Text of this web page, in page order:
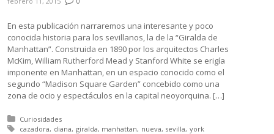
En esta publicación narraremos una interesante y poco
conocida historia para los sevillanos, la de la “Giralda de
Manhattan”. Construida en 1890 por los arquitectos Charles
McKim, William Rutherford Mead y Stanford White se erigía
imponente en Manhattan, en un espacio conocido como el
segundo “Madison Square Garden” concebido como una
zona de ocio y espectáculos en la capital neoyorquina. […]
Posted in:
Curiosidades
Tagged with:
cazadora diana giralda manhattan nueva sevilla york